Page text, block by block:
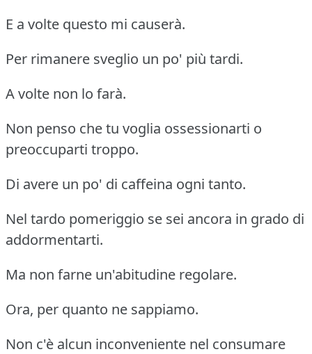
E a volte questo mi causerà.
Per rimanere sveglio un po' più tardi.
A volte non lo farà.
Non penso che tu voglia ossessionarti o
preoccuparti troppo.
Di avere un po' di caffeina ogni tanto.
Nel tardo pomeriggio se sei ancora in grado di
addormentarti.
Ma non farne un'abitudine regolare.
Ora, per quanto ne sappiamo.
Non c'è alcun inconveniente nel consumare